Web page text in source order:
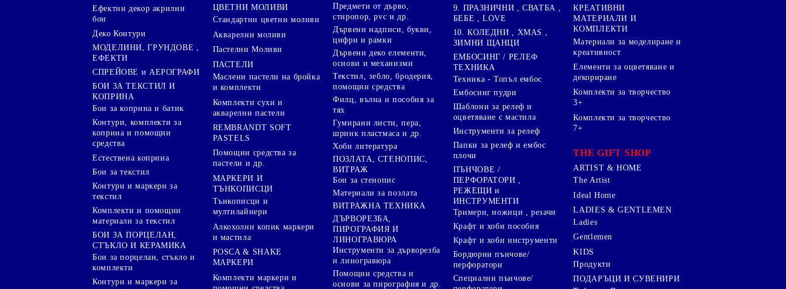
Ефектни декор акрилни
бои
Деко Контури
МОДЕЛИНИ, ГРУНДОВЕ ,
ЕФЕКТИ
СПРЕЙОВЕ и АЕРОГРАФИ
БОИ ЗА ТЕКСТИЛ И
КОПРИНА
Бои за коприна и батик
Контури, комплекти за
коприна и помощни
средства
Естествена коприна
Бои за текстил
Контури и маркери за
текстил
Комплекти и помощни
материали за текстил
БОИ ЗА ПОРЦЕЛАН,
СТЪКЛО И КЕРАМИКА
Бои за порцелан, стъкло и
комплекти
Контури и маркери за
ЦВЕТНИ МОЛИВИ
Стандартни цветни моливи
Акварелни моливи
Пастелни Моливи
ПАСТЕЛИ
Маслени пастели на бройка
и комплекти
Комплекти сухи и
акварелни пастели
REMBRANDT SOFT
PASTELS
Помощни средства за
пастели и др.
МАРКЕРИ И
ТЪНКОПИСЦИ
Тънкописци и
мултилайнери
Алкохолни копик маркери
и мастила
POSCA & SHAKE
МАРКЕРИ
Комплекти маркери и
Предмети от дърво,
стиропор, pvc и др.
Дървени надписи, букви,
цифри и рамки
Дървени деко елементи,
основи и механизми
Текстил, зебло, бродерия,
помощни средства
Филц, вълна и пособия за
тях
Гумирани листи, пера,
шринк пластмаса и др.
Хоби литература
ПОЗЛАТА, СТЕНОПИС,
ВИТРАЖ
Бои за стенопис
Материали за позлата
ВИТРАЖНА ТЕХНИКА
ДЪРВОРЕЗБА,
ПИРОГРАФИЯ И
ЛИНОГРАВЮРА
Инструменти за дърворезба
и линогравюра
Помощни средства и
основи за пирография и др.
9. ПРАЗНИЧНИ , СВАТБА ,
БЕБЕ , LOVE
10. КОЛЕДНИ , XMAS ,
ЗИМНИ ЩАНЦИ
ЕМБОСИНГ / РЕЛЕФ
ТЕХНИКА
Техника - Топъл ембос
Ембосинг пудри
Шаблони за релеф и
оцветяване с мастила
Инструменти за релеф
Папки за релеф и ембос
плочи
ПЪНЧОВЕ /
ПЕРФОРАТОРИ ,
РЕЖЕЩИ и
ИНСТРУМЕНТИ
Тримери, ножици , резачи
Крафт и хоби пособия
Крафт и хоби инструменти
Бордюрни пънчове/
перфоратори
Специални пънчове/
КРЕАТИВНИ
МАТЕРИАЛИ И
КОМПЛЕКТИ
Mатериали за моделиране и
креативност
Елементи за оцветяване и
декориране
Комплекти за творчество
3+
Комплекти за творчество
7+
THE GIFT SHOP
ARTIST & HOME
The Artist
Ideal Home
LADIES & GENTLEMEN
Ladies
Gentlemen
KIDS
Продукти
ПОДАРЪЦИ И СУВЕНИРИ